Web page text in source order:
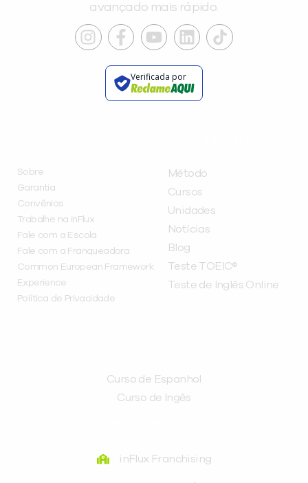
avançado mais rápido.
Verificada por
Sobre
Garantia
Convênios
Trabalhe na inFlux
Fale com a Escola
Fale com a Franqueadora
Common European Framework
Experience
Política de Privacidade
Método
Cursos
Unidades
Notícias
Blog
Teste TOEIC®
Teste de Inglês Online
Curso de Espanhol
Curso de Ingês
inFlux Franchising